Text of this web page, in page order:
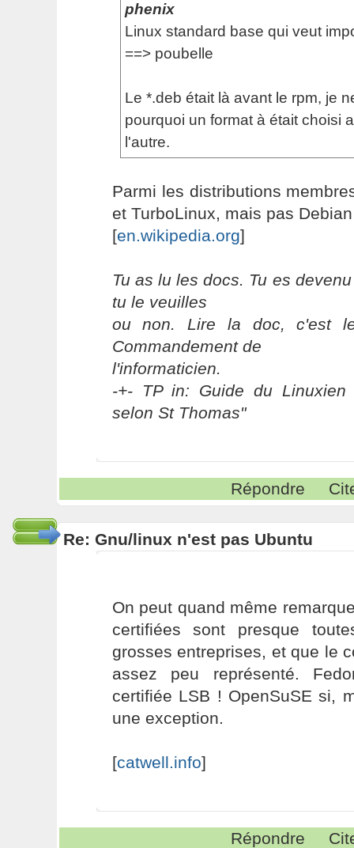
phenix
Linux standard base qui veut
==> poubelle
Le *.deb était là avant le rpm, je
pourquoi un format à était choisi
l'autre.
Parmi les distributions
et TurboLinux, mais pas
[en.wikipedia.org]
Tu as lu les docs. Tu es
tu le veuilles
ou non. Lire la doc, c'est
Commandement de
l'informaticien.
-+- TP in: Guide du Linuxien
selon St Thomas"
Répondre
Re: Gnu/linux n'est pas Ubuntu
On peut quand même
certifiées sont presque
grosses entreprises, et que le
assez peu représenté.
certifiée LSB ! OpenSuSE si,
une exception.
[catwell.info]
Répondre